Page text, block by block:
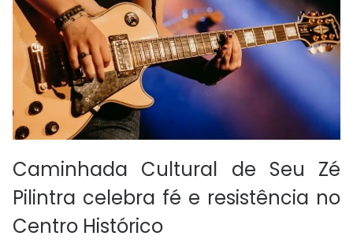
Caminhada Cultural de Seu Zé
Pilintra celebra fé e resistência no
Centro Histórico